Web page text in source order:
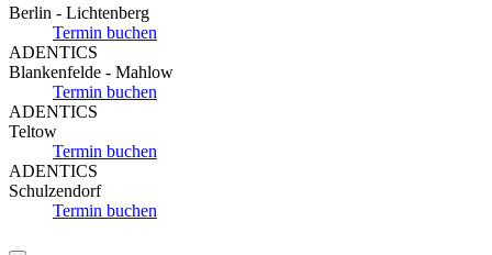
Berlin - Lichtenberg
Termin buchen
ADENTICS
Blankenfelde - Mahlow
Termin buchen
ADENTICS
Teltow
Termin buchen
ADENTICS
Schulzendorf
Termin buchen